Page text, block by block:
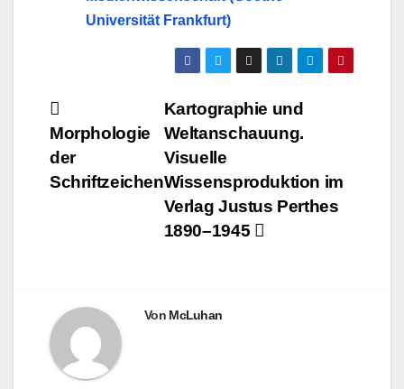
Universität Frankfurt)
Beitragsnavigation
Kartographie und
Weltanschauung.
Visuelle
Wissensproduktion im
Verlag Justus Perthes
1890–1945
Morphologie
der
Schriftzeichen
Von McLuhan